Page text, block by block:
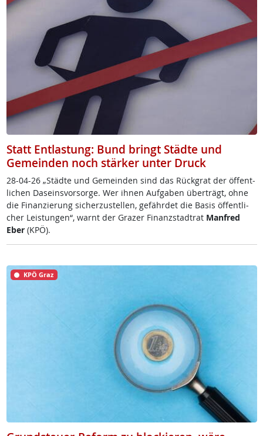
Statt Entlastung: Bund bringt Städte und
Gemeinden noch stärker unter Druck
28-04-26 „Städ­te und Ge­mein­den sind das Rück­g­rat der öf­f­ent­
li­chen Da­s­eins­vor­sor­ge. Wer ih­nen Auf­ga­ben über­trägt, oh­ne
die Fi­nan­zie­rung si­cher­zu­s­tel­len, ge­fähr­det die Ba­sis öf­f­ent­li­
cher Leis­tun­gen“, warnt der Gra­zer Fi­nanz­stadt­rat Man­f­red
Eber(KPÖ).
KPÖ Graz